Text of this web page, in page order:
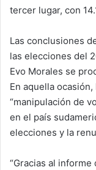
tercer lugar, con
Las conclusiones
las elecciones del
Evo Morales se
En aquella
“manipulación de
en el país
elecciones y la
“Gracias al